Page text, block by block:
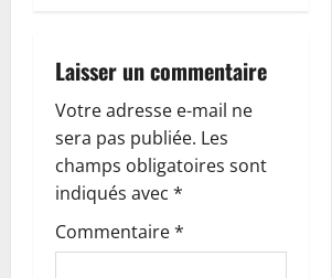
o
n
d
’
a
Laisser un commentaire
Votre adresse e-mail ne
sera pas publiée. Les
champs obligatoires sont
indiqués avec *
Commentaire*